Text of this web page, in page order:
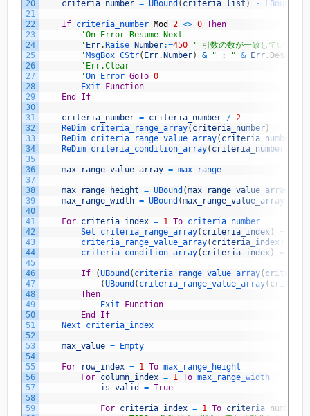
20
21
22
23
24
25
26
27
28
29
30
31
32
33
34
35
36
37
38
39
40
41
42
43
44
45
46
47
48
49
50
51
52
53
54
55
56
57
58
59
criteria_number = UBound ( criteria_list ) - LBound
If criteria_number Mod 2 <> 0 Then
'On Error Resume Next
' Err. Raise Number:=450
' 引数の数が一致していませ
' MsgBox CStr( Err. Number) & " : " & Err .
'Err.Clear
'On Error GoTo 0
Exit
Function
End
If
criteria_number = criteria_number / 2
ReDim criteria_range_array( criteria_number )
ReDim criteria_range_value_array( criteria_number
ReDim criteria_condition_array( criteria_number
max_range_value_array = max_range
max_range_height = UBound (max_range_value_array
max_range_width = UBound (max_range_value_array
For criteria_index = 1 To criteria_number
Set criteria_range_array( criteria_index ) =
criteria_range_value_array( criteria_index
criteria_condition_array( criteria_index ) =
If (UBound ( criteria_range_value_array(
(UBound ( criteria_range_value_array(
Then
Exit
Function
End
If
Next criteria_index
max_value = Empty
For row_index = 1 To max_range_height
For column_index = 1 To max_range_width
is_valid
= True
For criteria_index = 1 To criteria
number